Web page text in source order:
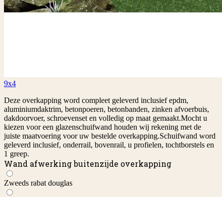
9x4
Deze overkapping word compleet geleverd inclusief epdm,
aluminiumdaktrim, betonpoeren, betonbanden, zinken afvoerbuis,
dakdoorvoer, schroevenset en volledig op maat gemaakt.Mocht u
kiezen voor een glazenschuifwand houden wij rekening met de
juiste maatvoering voor uw bestelde overkapping.Schuifwand word
geleverd inclusief, onderrail, bovenrail, u profielen, tochtborstels en
1 greep.
Wand afwerking buitenzijde overkapping
Zweeds rabat douglas